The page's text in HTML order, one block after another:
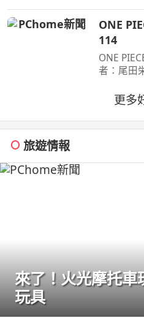
00:00:00
會進步37
後，你會
ONE
114
ONE
者：尾
歷史黑
全貌終
賊團的洛
更多
旅遊情報
來了！火光摩托車玩
玩具